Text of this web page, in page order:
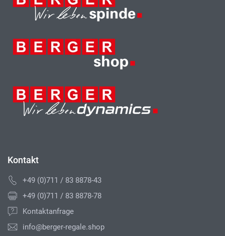
Kontakt
+49 (0)711 / 83 8878-43
+49 (0)711 / 83 8878-78
Kontaktanfrage
info@berger-regale.shop